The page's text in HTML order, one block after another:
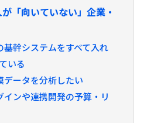
「向いていない」企業・
基幹システムをすべて入れ
いる
データを分析したい
ンや連携開発の予算・リ